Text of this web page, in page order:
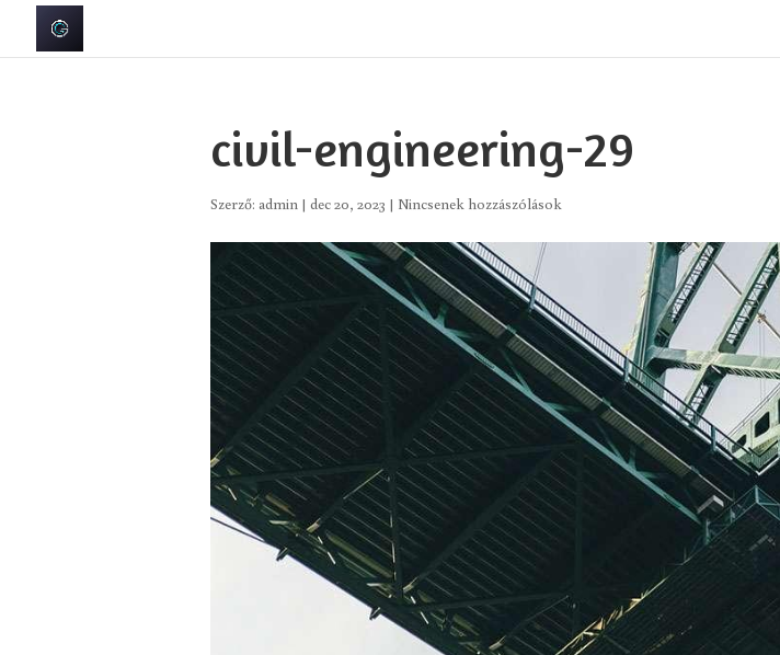
civil-engineering-29
Szerző: admin | dec 20, 2023 | Nincsenek hozzászólások